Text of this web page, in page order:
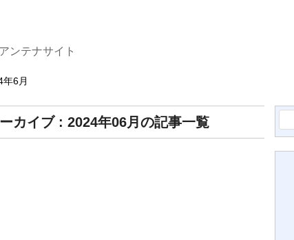
ンテナサイト
年6月
カイブ : 2024年06月の記事一覧
索: